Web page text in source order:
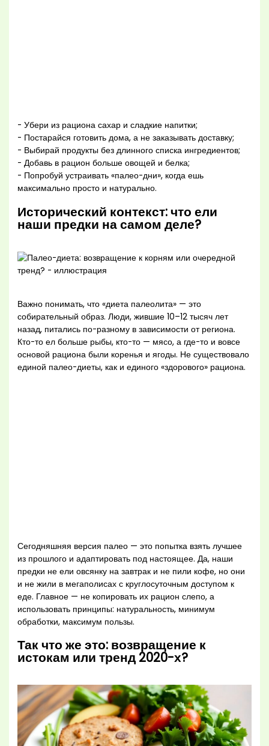
- Убери из рациона сахар и сладкие напитки;
- Постарайся готовить дома, а не заказывать доставку;
- Выбирай продукты без длинного списка ингредиентов;
- Добавь в рацион больше овощей и белка;
- Попробуй устраивать «палео-дни», когда ешь
максимально просто и натурально.
Исторический контекст: что ели
наши предки на самом деле?
Важно понимать, что «диета палеолита» — это
собирательный образ. Люди, жившие 10–12 тысяч лет
назад, питались по-разному в зависимости от региона.
Кто-то ел больше рыбы, кто-то — мясо, а где-то и вовсе
основой рациона были коренья и ягоды. Не существовало
единой палео-диеты, как и единого «здорового» рациона.
Сегодняшняя версия палео — это попытка взять лучшее
из прошлого и адаптировать под настоящее. Да, наши
предки не ели овсянку на завтрак и не пили кофе, но они
и не жили в мегаполисах с круглосуточным доступом к
еде. Главное — не копировать их рацион слепо, а
использовать принципы: натуральность, минимум
обработки, максимум пользы.
Так что же это: возвращение к
истокам или тренд 2020-х?